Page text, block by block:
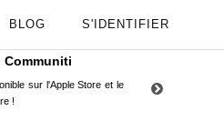
BLOG S'IDENTIFIER
sur l'Apple Store et le
!